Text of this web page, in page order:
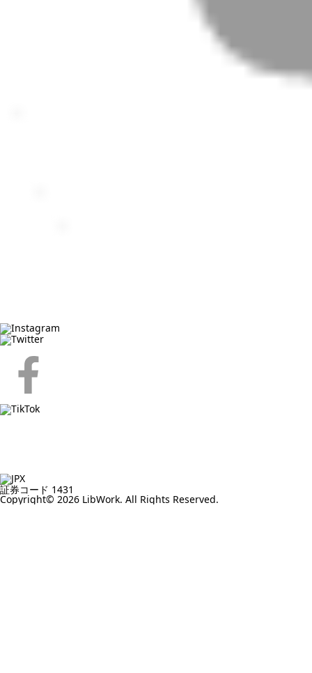
証券コード 1431
Copyright© 2026 LibWork. All Rights Reserved.